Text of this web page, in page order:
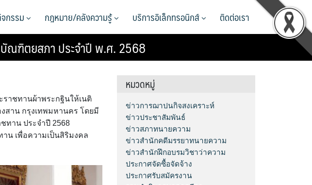
กรรม กฎหมาย/คลังความรู้ บริการอิเล็กทรอนิกส์ ติดต่อเรา
ณฑิตยสภา ประจำปี พ.ศ. 2568
ราชทานผ้าพระกฐินให้เนติ
สาน กรุงเทพมหานคร โดยมี
ทาน ประจำปี 2568
น เพื่อความเป็นสิริมงคล
หมวดหมู่
ข่าวการฌาปนกิจสงเคราะห์
ข่าวประชาสัมพันธ์
ข่าวสภาทนายความ
ข่าวสำนักคดีมรรยาทนายความ
ข่าวสำนักฝึกอบรมวิชาว่าความ
ประกาศจัดซื้อจัดจ้าง
ประกาศรับสมัครงาน